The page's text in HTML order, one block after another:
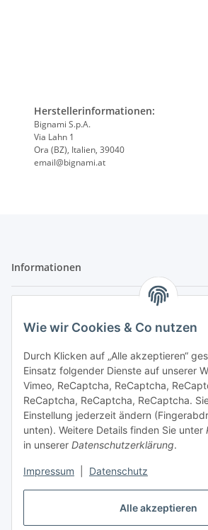
Alle akzeptieren
Wie wir Cookies & Co nutzen
Durch Klicken auf „Alle akzeptieren“
Einsatz folgender Dienste auf unserer
Vimeo, ReCaptcha, ReCaptcha,
ReCaptcha, ReCaptcha, ReCaptcha.
Einstellung jederzeit ändern
unten). Weitere Details finden Sie unter
in unserer Datenschutzerklärung.
Impressum Datenschutz
Herstellerinformationen:
Bignami S.p.A.
Via Lahn 1
Ora (BZ), Italien, 39040
email@bignami.at
Informationen
Vertrag widerrufen